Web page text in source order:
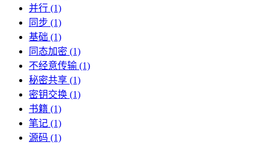
并行 (1)
同步 (1)
基础 (1)
同态加密 (1)
不经意传输 (1)
秘密共享 (1)
密钥交换 (1)
书籍 (1)
笔记 (1)
源码 (1)